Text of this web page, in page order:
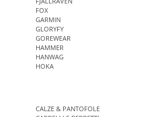
FOX
GARMIN
GLORYFY
GOREWEAR
HAMMER
HANWAG
HOKA
CALZE & PANTOFOLE